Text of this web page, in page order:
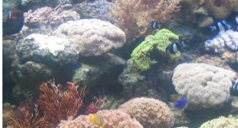
ВОПРОС-ОТВЕТ
самостоятельные
путешествия: ликбез
СТРАНЫ
справка,
посмотреть